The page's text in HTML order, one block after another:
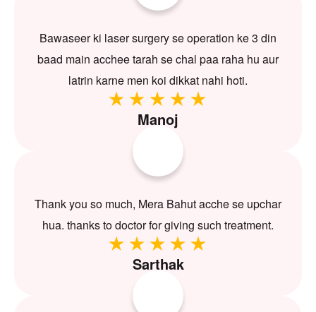
Bawaseer ki laser surgery se operation ke 3 din
baad main acchee tarah se chal paa raha hu aur
latrin karne men koi dikkat nahi hoti.
Manoj
Thank you so much, Mera Bahut acche se upchar
hua. thanks to doctor for giving such treatment.
Sarthak